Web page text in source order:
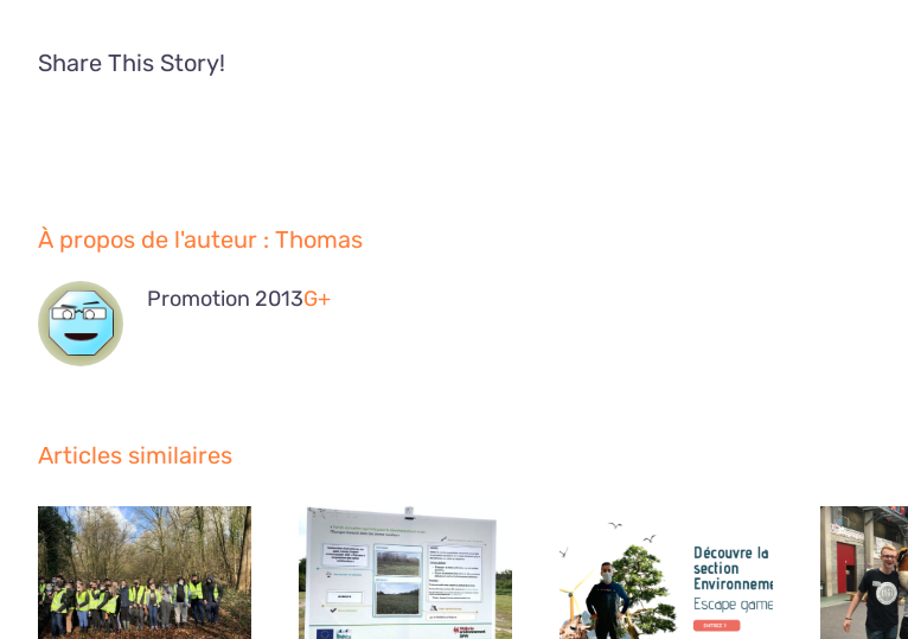
Share This Story!
À propos de l'auteur : Thomas
Promotion 2013G+
Articles similaires